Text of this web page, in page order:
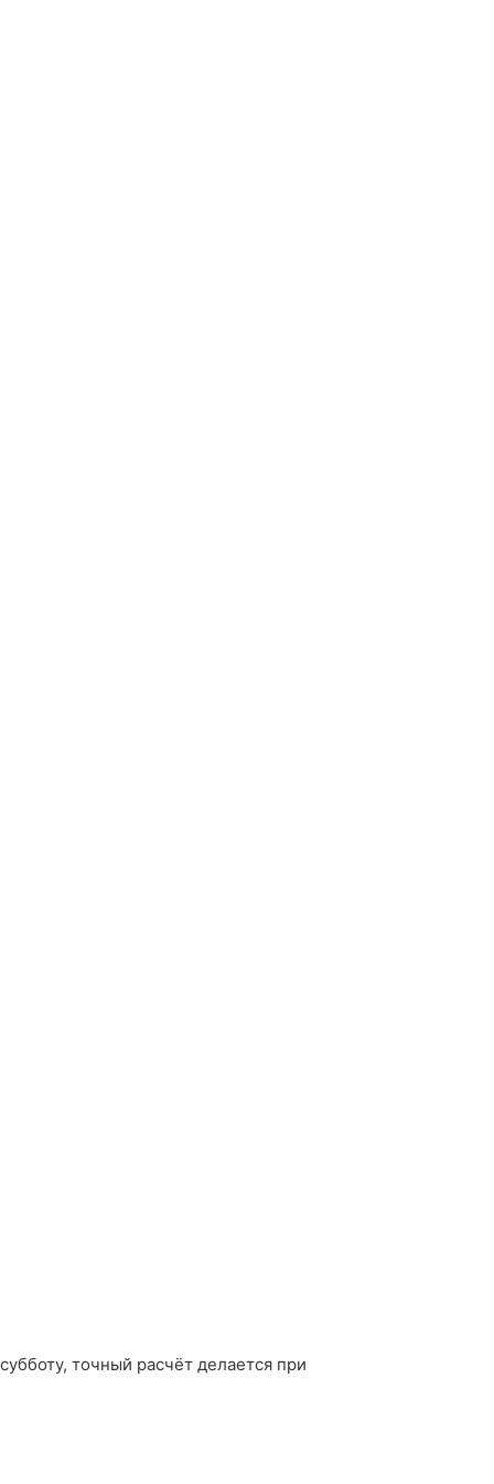
точный расчёт делается при